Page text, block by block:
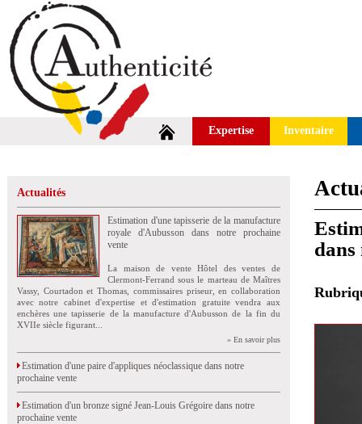
Expertise Inventaire
Actualités
Estimation d'une tapisserie de la manufacture
royale d'Aubusson dans notre prochaine
vente
La maison de vente Hôtel des ventes de
Clermont-Ferrand sous le marteau de Maîtres
Vassy, Courtadon et Thomas, commissaires priseur, en collaboration
avec notre cabinet d'expertise et d'estimation gratuite vendra aux
enchères une tapisserie de la manufacture d'Aubusson de la fin du
XVIIe siècle figurant...
» En savoir plus
Estimation d'une paire d'appliques néoclassique dans notre
prochaine vente
Estimation d'un bronze signé Jean-Louis Grégoire dans notre
prochaine vente
dans